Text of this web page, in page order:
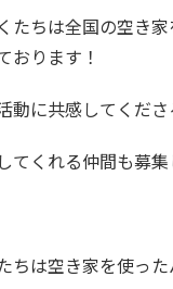
たちは全国の空き
おります！
動に共感してくだ
てくれる仲間も募
ちは空き家を使っ